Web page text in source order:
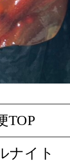
TOP
ナイト